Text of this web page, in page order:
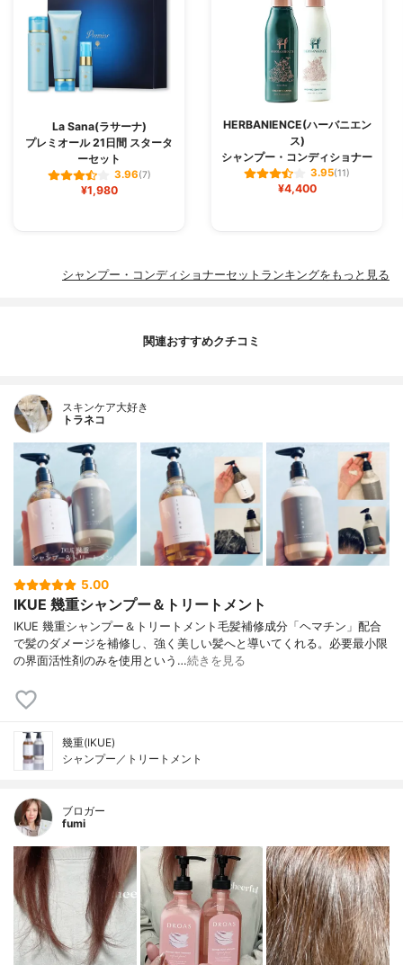
La Sana(ラサーナ)
プレミオール 21日間 スタータ
ーセット
3.96(7)
¥1,980
HERBANIENCE(ハーバニエン
ス)
シャンプー・コンディショナー
3.95(11)
¥4,400
シャンプー・コンディショナーセットランキングをもっと見る
関連おすすめクチコミ
スキンケア大好き
トラネコ
5.00
IKUE 幾重シャンプー＆トリートメント
IKUE 幾重シャンプー＆トリートメント毛髪補修成分「ヘマチン」配合
で髪のダメージを補修し、強く美しい髪へと導いてくれる。必要最小限
の界面活性剤のみを使用という…続きを見る
幾重(IKUE)
シャンプー／トリートメント
ブロガー
fumi